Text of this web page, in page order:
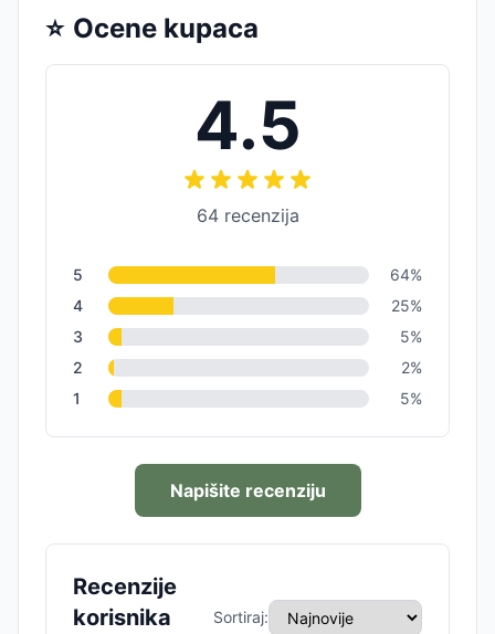
⭐ Ocene kupaca
4.5
64 recenzija
5 64%
4
25%
3
5%
2
2%
1
5%
Napišite recenziju
Recenzije
korisnika
Sortiraj: